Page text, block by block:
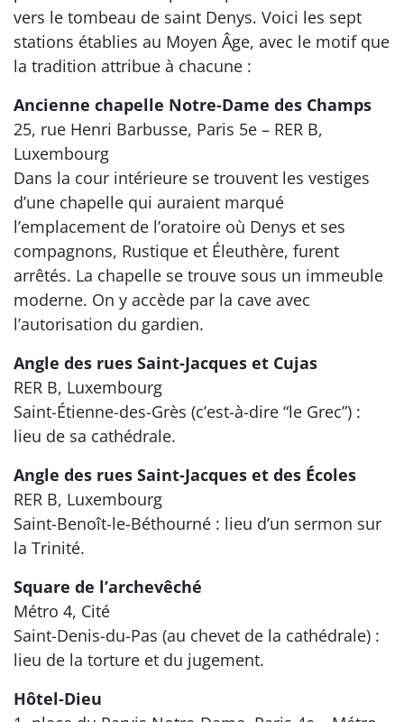
vers le tombeau de saint Denys. Voici les sept
stations établies au Moyen Âge, avec le motif que
la tradition attribue à chacune :
Ancienne chapelle Notre-Dame des Champs
25, rue Henri Barbusse, Paris 5e – RER B,
Luxembourg
Dans la cour intérieure se trouvent les vestiges
d’une chapelle qui auraient marqué
l’emplacement de l’oratoire où Denys et ses
compagnons, Rustique et Éleuthère, furent
arrêtés. La chapelle se trouve sous un immeuble
moderne. On y accède par la cave avec
l’autorisation du gardien.
Angle des rues Saint-Jacques et Cujas
RER B, Luxembourg
Saint-Étienne-des-Grès (c’est-à-dire “le Grec”) :
lieu de sa cathédrale.
Angle des rues Saint-Jacques et des Écoles
RER B, Luxembourg
Saint-Benoît-le-Béthourné : lieu d’un sermon sur
la Trinité.
Square de l’archevêché
Métro 4, Cité
Saint-Denis-du-Pas (au chevet de la cathédrale) :
lieu de la torture et du jugement.
Hôtel-Dieu